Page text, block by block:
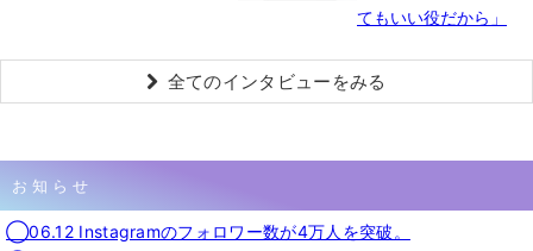
てもいい役だから」
全てのインタビューをみる
お知らせ
◯06.12 Instagramのフォロワー数が4万人を突破。